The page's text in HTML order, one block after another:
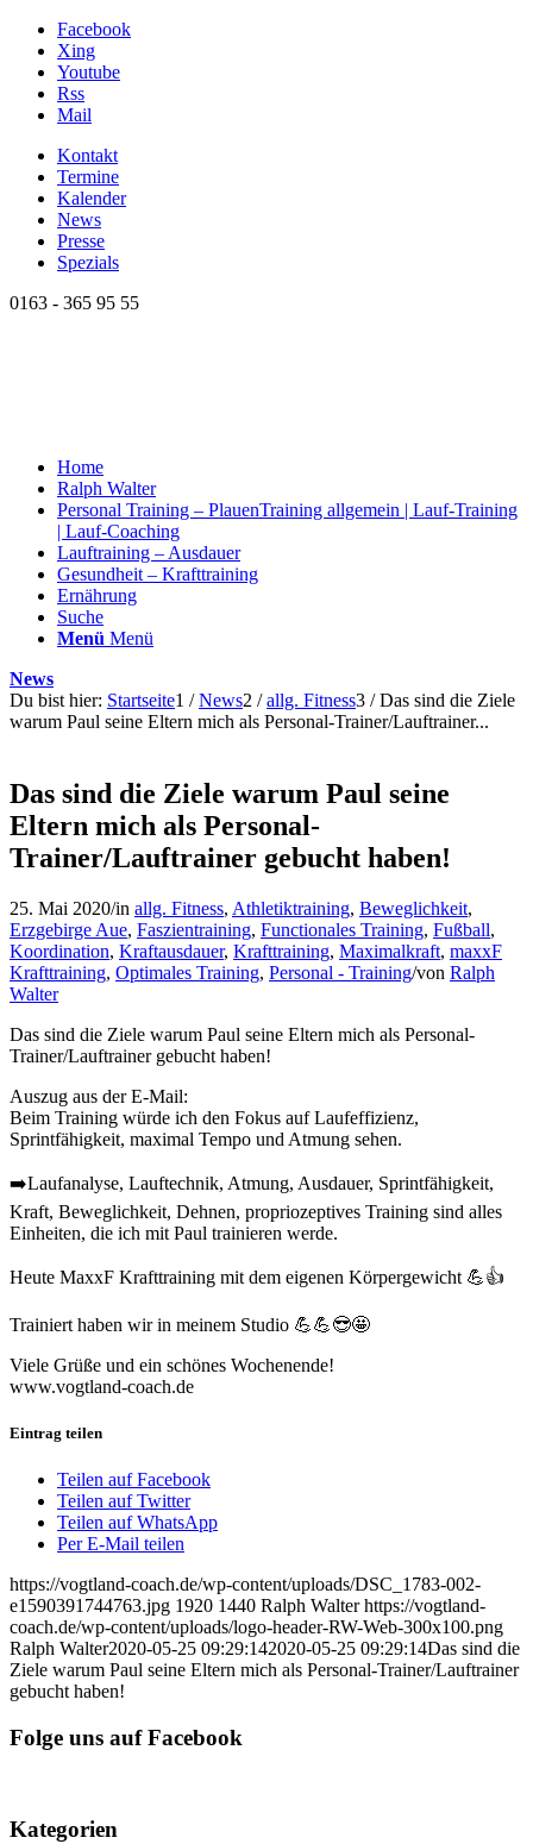
Facebook
Xing
Youtube
Rss
Mail
Kontakt
Termine
Kalender
News
Presse
Spezials
0163 - 365 95 55
Home
Ralph Walter
Personal Training – PlauenTraining allgemein | Lauf-Training
| Lauf-Coaching
Lauftraining – Ausdauer
Gesundheit – Krafttraining
Ernährung
Suche
Menü Menü
News
Du bist hier: Startseite1 / News2 / allg. Fitness3 / Das sind die Ziele
warum Paul seine Eltern mich als Personal-Trainer/Lauftrainer...
Das sind die Ziele warum Paul seine
Eltern mich als Personal-
Trainer/Lauftrainer gebucht haben!
25. Mai 2020/in allg. Fitness, Athletiktraining, Beweglichkeit,
Erzgebirge Aue, Faszientraining, Functionales Training, Fußball,
Koordination, Kraftausdauer, Krafttraining, Maximalkraft, maxxF
Krafttraining, Optimales Training, Personal - Training/von Ralph
Walter
Das sind die Ziele warum Paul seine Eltern mich als Personal-
Trainer/Lauftrainer gebucht haben!
Auszug aus der E-Mail:
Beim Training würde ich den Fokus auf Laufeffizienz,
Sprintfähigkeit, maximal Tempo und Atmung sehen.
➡️Laufanalyse, Lauftechnik, Atmung, Ausdauer, Sprintfähigkeit,
Kraft, Beweglichkeit, Dehnen, propriozeptives Training sind alles
Einheiten, die ich mit Paul trainieren werde.
Heute MaxxF Krafttraining mit dem eigenen Körpergewicht 💪👍
Trainiert haben wir in meinem Studio 💪💪😎🤩
Viele Grüße und ein schönes Wochenende!
www.vogtland-coach.de
Eintrag teilen
Teilen auf Facebook
Teilen auf Twitter
Teilen auf WhatsApp
Per E-Mail teilen
https://vogtland-coach.de/wp-content/uploads/DSC_1783-002-
e1590391744763.jpg 1920 1440 Ralph Walter https://vogtland-
coach.de/wp-content/uploads/logo-header-RW-Web-300x100.png
Ralph Walter2020-05-25 09:29:142020-05-25 09:29:14Das sind die
Ziele warum Paul seine Eltern mich als Personal-Trainer/Lauftrainer
gebucht haben!
Folge uns auf Facebook
Kategorien